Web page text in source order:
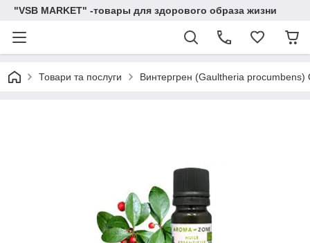
"VSB MARKET" -товары для здорового образа жизни
Товари та послуги Винтергрен (Gaultheria